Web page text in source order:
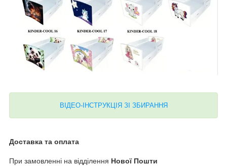
ВІДЕО-ІНСТРУКЦІЯ ЗІ ЗБИРАННЯ
Доставка та оплата
При замовленні на відділення Нової Пошти